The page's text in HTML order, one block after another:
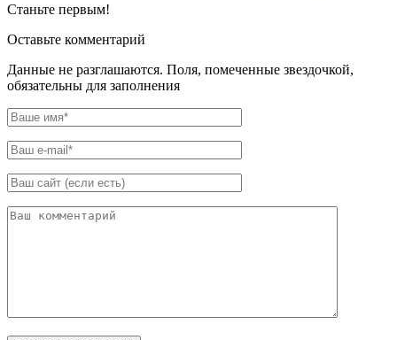
Станьте первым!
Оставьте комментарий
Данные не разглашаются. Поля, помеченные звездочкой,
обязательны для заполнения